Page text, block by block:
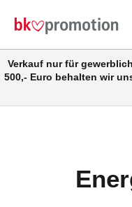
Verkauf nur für
500,- Euro behalten wir